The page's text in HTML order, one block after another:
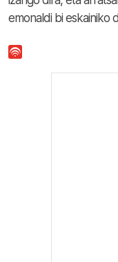
emonaldi bi eskainiko